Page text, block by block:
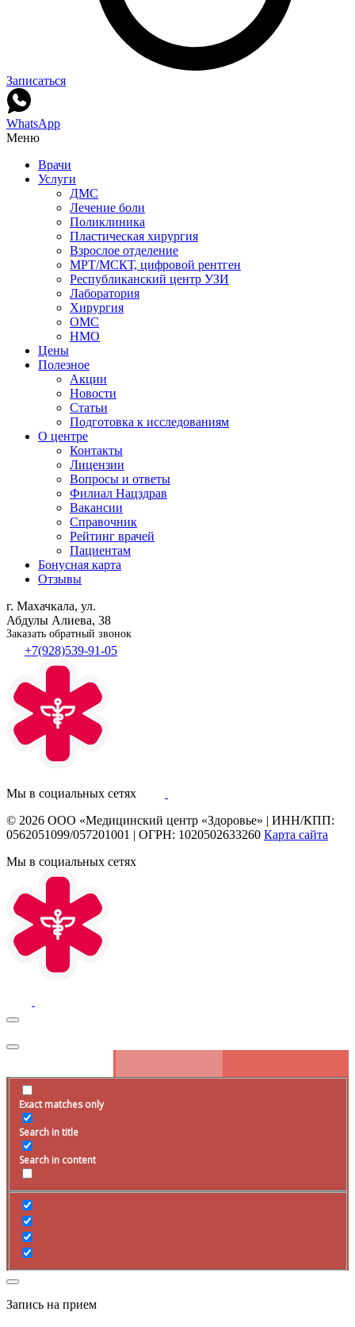
Записаться
WhatsApp
Меню
Врачи
Услуги
ДМС
Лечение боли
Поликлиника
Пластическая хирургия
Взрослое отделение
МРТ/МСКТ, цифровой рентген
Республиканский центр УЗИ
Лаборатория
Хирургия
ОМС
НМО
Цены
Полезное
Акции
Новости
Статьи
Подготовка к исследованиям
О центре
Контакты
Лицензии
Вопросы и ответы
Филиал Нацздрав
Вакансии
Справочник
Рейтинг врачей
Пациентам
Бонусная карта
Отзывы
г. Махачкала, ул.
Абдулы Алиева, 38
Заказать обратный звонок
+7(928)539-91-05
Мы в социальных сетях
© 2026 ООО «Медицинский центр «Здоровье» | ИНН/КПП:
0562051099/057201001 | ОГРН: 1020502633260 Карта сайта
Мы в социальных сетях
Exact matches only
Search in title
Search in content
Запись на прием